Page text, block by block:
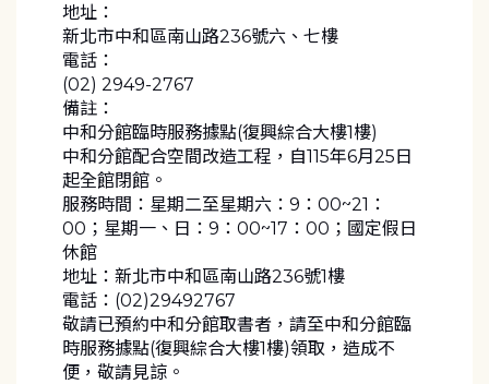
地址：
新北市中和區南山路236號六、七樓
電話：
(02) 2949-2767
備註：
中和分館臨時服務據點(復興綜合大樓1樓)
中和分館配合空間改造工程，自115年6月25日
起全館閉館。
服務時間：星期二至星期六：9：00~21：
00；星期一、日：9：00~17：00；國定假日
休館
地址：新北市中和區南山路236號1樓
電話：(02)29492767
敬請已預約中和分館取書者，請至中和分館臨
時服務據點(復興綜合大樓1樓)領取，造成不
便，敬請見諒。